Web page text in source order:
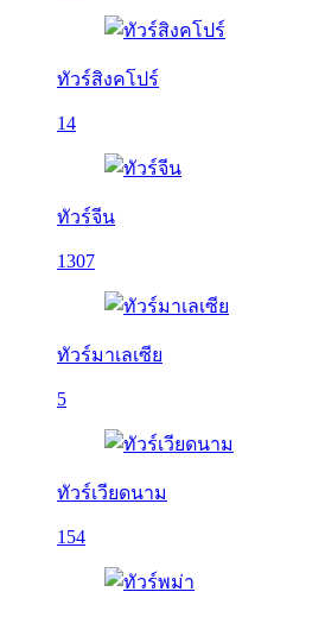
ทัวร์สิงคโปร์
14
ทัวร์จีน
1307
ทัวร์มาเลเซีย
5
ทัวร์เวียดนาม
154